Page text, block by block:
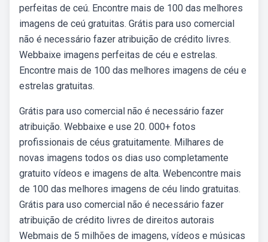
perfeitas de ceú. Encontre mais de 100 das melhores
imagens de ceú gratuitas. Grátis para uso comercial
não é necessário fazer atribuição de crédito livres.
Webbaixe imagens perfeitas de céu e estrelas.
Encontre mais de 100 das melhores imagens de céu e
estrelas gratuitas.
Grátis para uso comercial não é necessário fazer
atribuição. Webbaixe e use 20. 000+ fotos
profissionais de céus gratuitamente. Milhares de
novas imagens todos os dias uso completamente
gratuito vídeos e imagens de alta. Webencontre mais
de 100 das melhores imagens de céu lindo gratuitas.
Grátis para uso comercial não é necessário fazer
atribuição de crédito livres de direitos autorais
Webmais de 5 milhões de imagens, vídeos e músicas